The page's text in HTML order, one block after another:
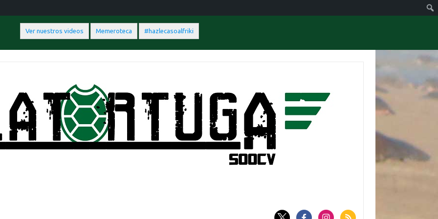
Ver nuestros videos Memeroteca #hazlecasoalfriki